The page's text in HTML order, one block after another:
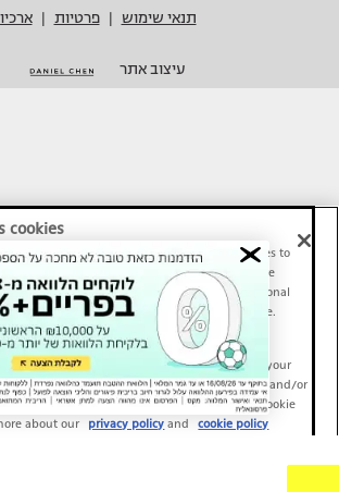
תנאי שימוש
פרטיות
עיצוב אתר
cookies
TMI and Sport1 content online, we use cookies to
and to analyze our traffic. These tools are
for our website functionality. Others are optional
and Sport1 activity and your online experience.
accept cookies?
use information about your use of our site and your
our services and to personalize content and/or
can read more about our privacy policy and cookie
about our
privacy policy and cookie policy